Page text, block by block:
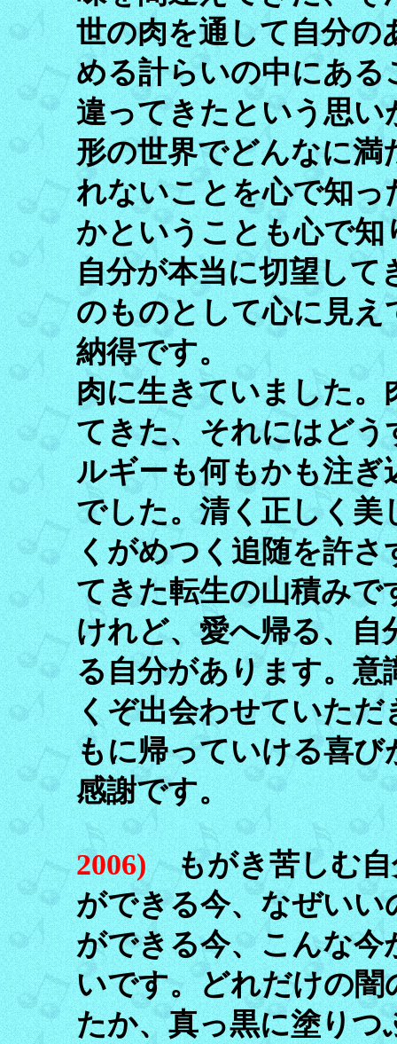
世の肉を通して自分の
める計らいの中にあ
違ってきたという思い
形の世界でどんなに満
れないことを心で知っ
かということも心で知
自分が本当に切望して
のものとして心に見
納得です。
肉に生きていました。
てきた、それにはど
ルギーも何もかも注ぎ
でした。清く正しく美
くがめつく追随を許さ
てきた転生の山積みで
けれど、愛へ帰る、自
る自分があります。意
くぞ出会わせていただ
もに帰っていける喜
感謝です。
2006)もがき苦しむ
ができる今、なぜい
ができる今、こんな今
いです。どれだけの
たか、真っ黒に塗りつ